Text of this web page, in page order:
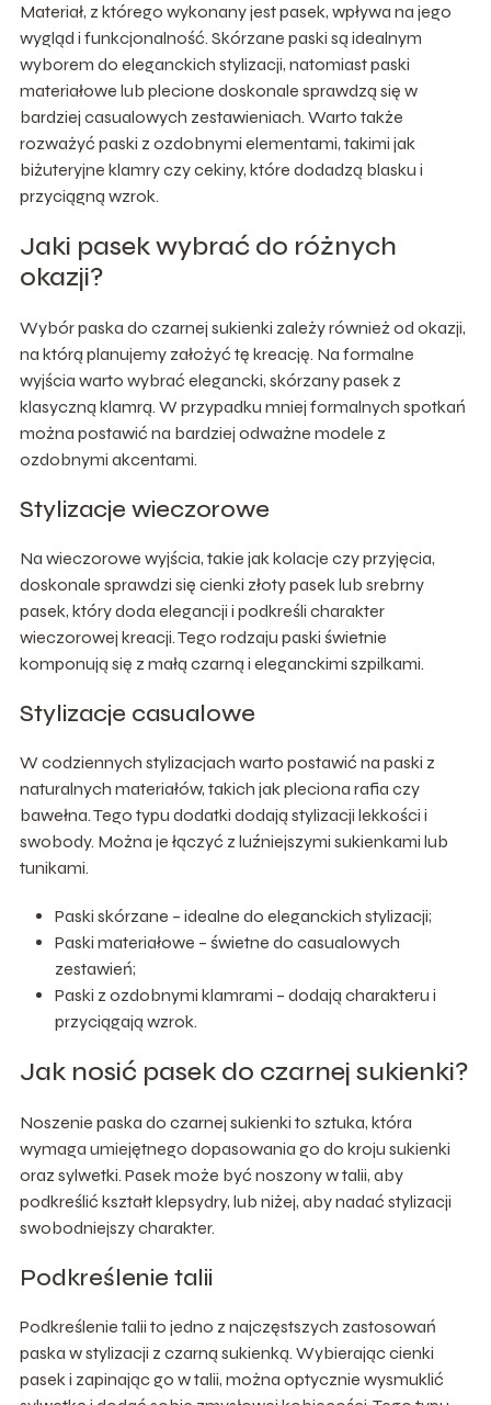
Materiał, z którego wykonany jest pasek, wpływa na jego
wygląd i funkcjonalność. Skórzane paski są idealnym
wyborem do eleganckich stylizacji, natomiast paski
materiałowe lub plecione doskonale sprawdzą się w
bardziej casualowych zestawieniach. Warto także
rozważyć paski z ozdobnymi elementami, takimi jak
biżuteryjne klamry czy cekiny, które dodadzą blasku i
przyciągną wzrok.
Jaki pasek wybrać do różnych
okazji?
Wybór paska do czarnej sukienki zależy również od okazji,
na którą planujemy założyć tę kreację. Na formalne
wyjścia warto wybrać elegancki, skórzany pasek z
klasyczną klamrą. W przypadku mniej formalnych spotkań
można postawić na bardziej odważne modele z
ozdobnymi akcentami.
Stylizacje wieczorowe
Na wieczorowe wyjścia, takie jak kolacje czy przyjęcia,
doskonale sprawdzi się cienki złoty pasek lub srebrny
pasek, który doda elegancji i podkreśli charakter
wieczorowej kreacji. Tego rodzaju paski świetnie
komponują się z małą czarną i eleganckimi szpilkami.
Stylizacje casualowe
W codziennych stylizacjach warto postawić na paski z
naturalnych materiałów, takich jak pleciona rafia czy
bawełna. Tego typu dodatki dodają stylizacji lekkości i
swobody. Można je łączyć z luźniejszymi sukienkami lub
tunikami.
Paski skórzane – idealne do eleganckich stylizacji;
Paski materiałowe – świetne do casualowych
zestawień;
Paski z ozdobnymi klamrami – dodają charakteru i
przyciągają wzrok.
Jak nosić pasek do czarnej sukienki?
Noszenie paska do czarnej sukienki to sztuka, która
wymaga umiejętnego dopasowania go do kroju sukienki
oraz sylwetki. Pasek może być noszony w talii, aby
podkreślić kształt klepsydry, lub niżej, aby nadać stylizacji
swobodniejszy charakter.
Podkreślenie talii
Podkreślenie talii to jedno z najczęstszych zastosowań
paska w stylizacji z czarną sukienką. Wybierając cienki
pasek i zapinając go w talii, można optycznie wysmuklić